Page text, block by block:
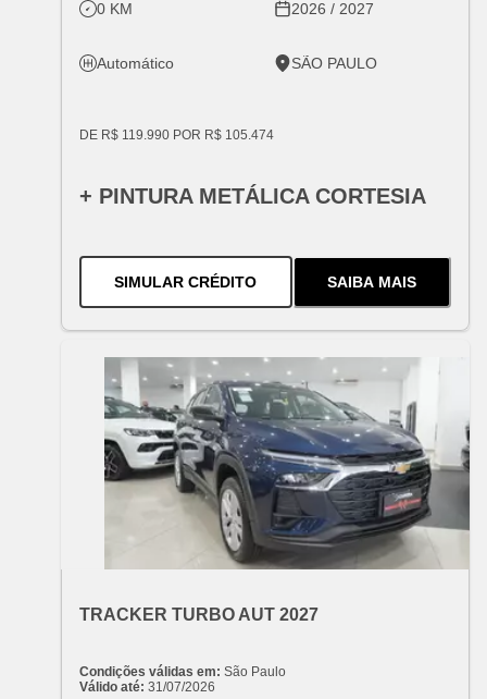
0 KM 2026 / 2027
Automático SÃO PAULO
DE R$ 119.990 POR R$ 105.474
+ PINTURA METÁLICA CORTESIA
SIMULAR CRÉDITOPARA O SPIN 1.8 AUT 2027
SAIBA MAIS
SOBRE
VARIANT:CHEVROLET
TRACKER TURBO AUT 2027
Condições válidas em: São Paulo
Válido até: 31/07/2026